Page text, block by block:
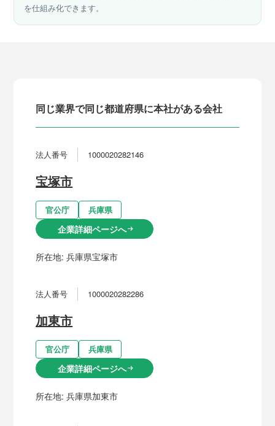
を仕組み化できます。
同じ業界で同じ都道府県に本社がある会社
法人番号 1000020282146
宝塚市
官公庁 兵庫県
企業詳細ページへarrow_right_alt
所在地:兵庫県宝塚市
法人番号 1000020282286
加東市
官公庁 兵庫県
企業詳細ページへarrow_right_alt
所在地:兵庫県加東市